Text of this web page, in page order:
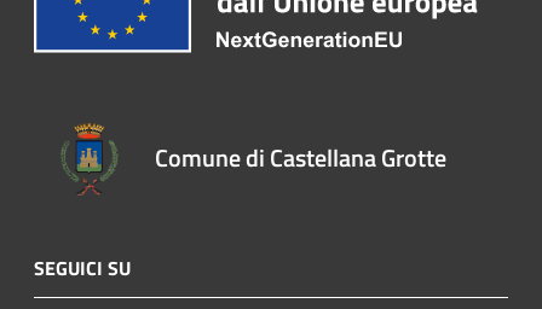
Comune di Castellana Grotte
SEGUICI SU